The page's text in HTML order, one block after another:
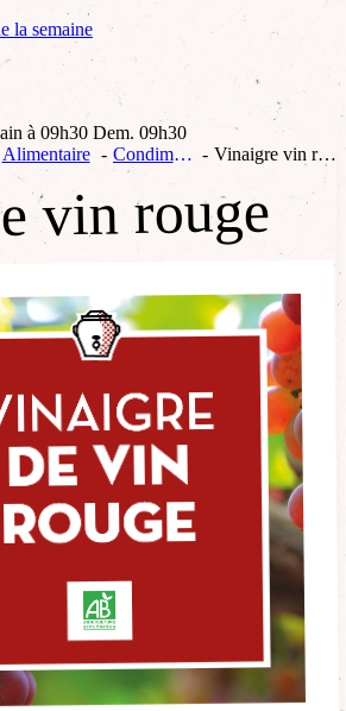
la semaine
à 09h30 Dem. 09h30
Alimentaire Condiments Vinaigre vin rouge
vin rouge